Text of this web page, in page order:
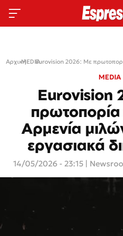
Αρχική›
MEDIA›
MEDIA
Eurovision
πρωτοπορία
Αρμενία
εργασιακά
14/05/2026 - 23:15